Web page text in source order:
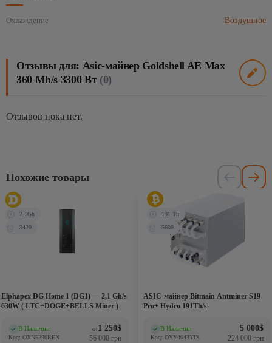
Охлаждение Воздушное
Отзывы для: Asic-майнер Goldshell AE Max
360 Mh/s 3300 Вт (0)
Отзывов пока нет.
Похожие товары
Elphapex DG Home 1 (DG1) — 2,1 Gh/s
630W ( LTC+DOGE+BELLS Miner )
2,1Gh
3420
В Наличии
Код: OXN5290REN
от1 250$
56 000 грн
ASIC-майнер Bitmain Antminer S19
Pro+ Hydro 191Th/s
191 Th
5600
В Наличии
Код: OYY4043YIX
5 000$
224 000 грн